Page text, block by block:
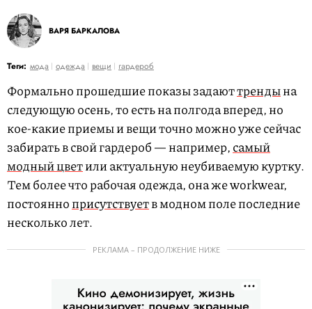
ВАРЯ БАРКАЛОВА
Теги: мода одежда вещи гардероб
Формально прошедшие показы задаюттрендына
следующую осень, то есть на полгода вперед, но
кое-какие приемы и вещи точно можно уже сейчас
забирать в свой гардероб — например,самый
модный цветили актуальную неубиваемую куртку.
Тем более что рабочая одежда, она же workwear,
постоянноприсутствуетв модном поле последние
несколько лет.
РЕКЛАМА – ПРОДОЛЖЕНИЕ НИЖЕ